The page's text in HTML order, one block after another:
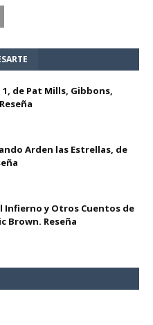
1, de Pat Mills, Gibbons,
Arden las Estrellas, de
Infierno y Otros Cuentos de
Brown. Reseña